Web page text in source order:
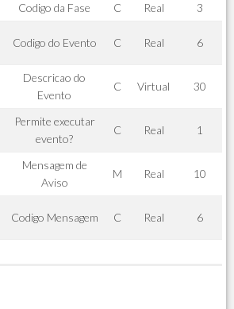
Codigo da Fase C Real
3
Codigo do Evento C Real 6
Descricao do
Evento
C Virtual 30
Permite executar
evento?
C Real 1
Mensagem de
Aviso
M Real 10
Codigo Mensagem C Real 6